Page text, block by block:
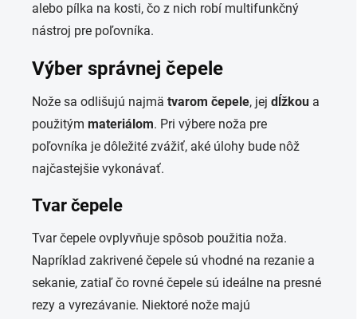
alebo pílka na kosti, čo z nich robí multifunkčný
nástroj pre poľovníka.
Výber správnej čepele
Nože sa odlišujú najmä tvarom čepele, jej dĺžkou a
použitým materiálom. Pri výbere noža pre
poľovníka je dôležité zvážiť, aké úlohy bude nôž
najčastejšie vykonávať.
Tvar čepele
Tvar čepele ovplyvňuje spôsob použitia noža.
Napríklad zakrivené čepele sú vhodné na rezanie a
sekanie, zatiaľ čo rovné čepele sú ideálne na presné
rezy a vyrezávanie. Niektoré nože majú